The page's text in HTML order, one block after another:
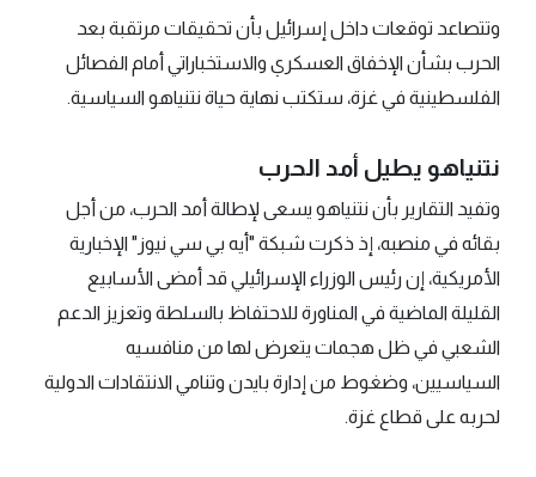
وتتصاعد توقعات داخل إسرائيل بأن تحقيقات مرتقبة بعد
الحرب بشأن الإخفاق العسكري والاستخباراتي أمام الفصائل
الفلسطينية في غزة، ستكتب نهاية حياة نتنياهو السياسية.
نتنياهو يطيل أمد الحرب
وتفيد التقارير بأن نتنياهو يسعى لإطالة أمد الحرب، من أجل
بقائه في منصبه، إذ ذكرت شبكة "أيه بي سي نيوز" الإخبارية
الأمريكية، إن رئيس الوزراء الإسرائيلي قد أمضى الأسابيع
القليلة الماضية في المناورة للاحتفاظ بالسلطة وتعزيز الدعم
الشعبي في ظل هجمات يتعرض لها من منافسيه
السياسيين، وضغوط من إدارة بايدن وتنامي الانتقادات الدولية
لحربه على قطاع غزة.